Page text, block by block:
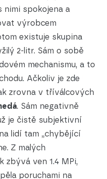
nimi spokojena a
výrobcem
existuje skupina
2-litr. Sám o sobě
mechanismu, a to
Ačkoliv je zde
zrovna v tříválcových
. Sám negativně
je čistě subjektivní
lidí tam „chybějící
Z malých
zbývá ven 1.4 MPi,
poruchami na